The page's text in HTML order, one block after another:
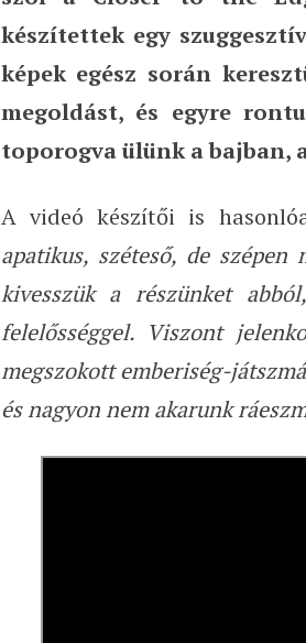
készítettek egy
képek egész során
megoldást, és egyre
toporogva ülünk a bajban,
A videó készítői is
apatikus, széteső, de
kivesszük a részünket
felelősséggel. Viszont
megszokott emberiség-
és nagyon nem akarunk